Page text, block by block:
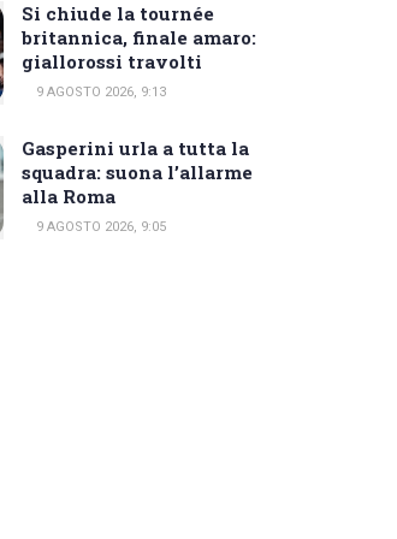
Si chiude la tournée
britannica, finale amaro:
giallorossi travolti
9 AGOSTO 2026, 9:13
Gasperini urla a tutta la
squadra: suona l’allarme
alla Roma
9 AGOSTO 2026, 9:05